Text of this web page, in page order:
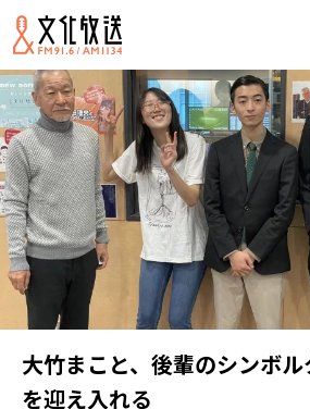
大竹まこと、後輩のシンボ
を迎え入れる